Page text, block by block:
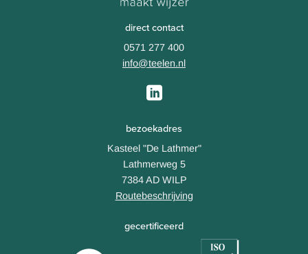
direct contact
0571 277 400
info@teelen.nl
bezoekadres
Kasteel "De Lathmer"
Lathmerweg 5
7384 AD WILP
Routebeschrijving
gecertificeerd